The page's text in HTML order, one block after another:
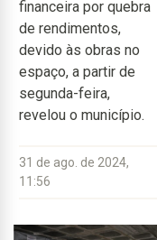
financeira por quebra
de rendimentos,
devido às obras no
espaço, a partir de
segunda-feira,
revelou o município.
31 de ago. de 2024,
11:56